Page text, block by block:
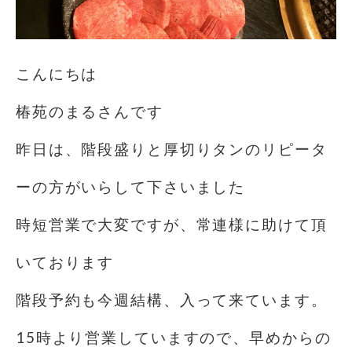
こんにちは️
椿苑のまるさんです
昨日は、階段盛りと厚切りタンのリピータ
ーの方がいらして下さいました
時短営業で大変ですが、常連様に助けて頂
いております
階段予約も今週結構、入って来ています。
15時より営業していますので、早めからの